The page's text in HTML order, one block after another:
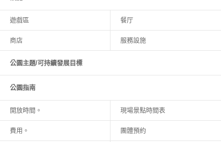
遊戲區 餐厅
商店 服務設施
公園主題/可持續發展目標
公園指南
開放時間。 現場景點時間表
費用。 團體預約